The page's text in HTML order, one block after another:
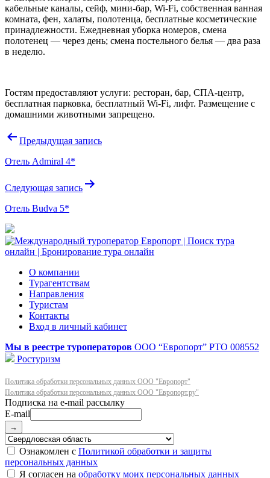
кабельные каналы, сейф, мини-бар, Wi-Fi, собственная ванная
комната, фен, халаты, полотенца, бесплатные косметические
принадлежности. Ежедневная уборка номеров, смена
полотенец — через день; смена постельного белья — два раза
в неделю.
Гостям предоставляют услуги: ресторан, бар, СПА-центр,
бесплатная парковка, бесплатный Wi-Fi, лифт. Размещение с
домашними животными запрещено.
Навигация
записям
Предыдущая запись
Отель Admiral 4*
Следующая запись
Отель Budva 5*
О компании
Турагентствам
Направления
Туристам
Контакты
Вход в личный кабинет
Мы в реестре туроператоров ООО “Европорт” РТО 008552
Ростуризм
Политика обработки персональных данных ООО "Европорт"
Политика обработки персональных данных ООО "Европорт.ру"
E-mail
→
Ознакомлен с Политикой обработки и защиты
персональных данных
Я согласен на обработку моих персональных данных